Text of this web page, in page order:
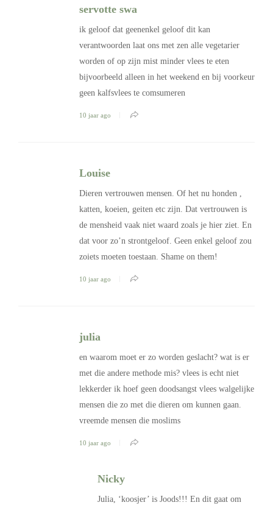
servotte swa
ik geloof dat geenenkel geloof dit kan
verantwoorden laat ons met zen alle vegetarier
worden of op zijn mist minder vlees te eten
bijvoorbeeld alleen in het weekend en bij voorkeur
geen kalfsvlees te comsumeren
10 jaar ago
Louise
Dieren vertrouwen mensen. Of het nu honden ,
katten, koeien, geiten etc zijn. Dat vertrouwen is
de mensheid vaak niet waard zoals je hier ziet. En
dat voor zo’n strontgeloof. Geen enkel geloof zou
zoiets moeten toestaan. Shame on them!
10 jaar ago
julia
en waarom moet er zo worden geslacht? wat is er
met die andere methode mis? vlees is echt niet
lekkerder ik hoef geen doodsangst vlees walgelijke
mensen die zo met die dieren om kunnen gaan.
vreemde mensen die moslims
10 jaar ago
Nicky
Julia, ‘koosjer’ is Joods!!! En dit gaat om